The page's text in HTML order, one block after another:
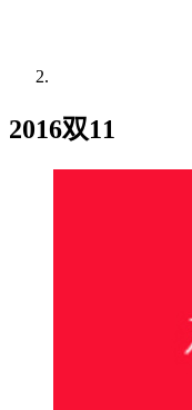
2016双11